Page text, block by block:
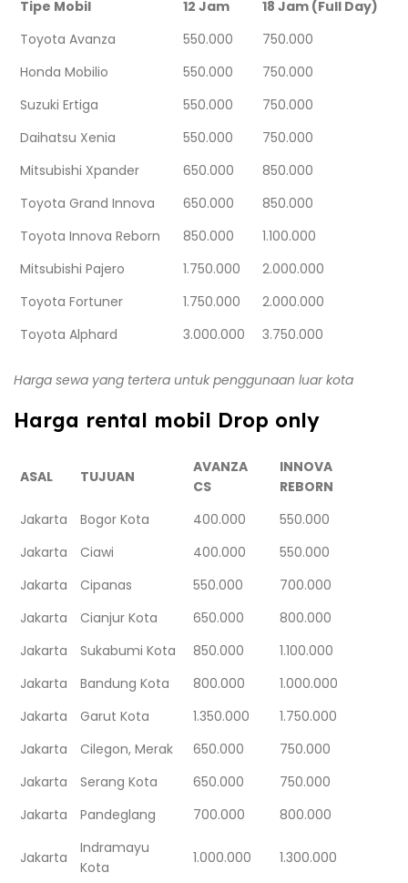
Tipe Mobil 12 Jam
18 Jam (Full Day)
Toyota Avanza
550.000
750.000
Honda Mobilio
550.000
750.000
Suzuki Ertiga
550.000
750.000
Daihatsu Xenia
550.000
750.000
Mitsubishi Xpander
650.000
850.000
Toyota Grand Innova
650.000
850.000
Toyota Innova Reborn
850.000
1.100.000
Mitsubishi Pajero
1.750.000
2.000.000
Toyota Fortuner
1.750.000
2.000.000
Toyota Alphard
3.000.000 3.750.000
Harga sewa yang tertera untuk penggunaan luar kota
Harga rental mobil Drop only
ASAL TUJUAN
AVANZA
CS
INNOVA
REBORN
Jakarta
Bogor Kota 400.000
550.000
Jakarta
Ciawi 400.000
550.000
Jakarta
Cipanas 550.000
700.000
Jakarta
Cianjur Kota 650.000
800.000
Jakarta
Sukabumi Kota 850.000
1.100.000
Jakarta
Bandung Kota 800.000
1.000.000
Jakarta
Garut Kota 1.350.000
1.750.000
Jakarta
Cilegon, Merak 650.000
750.000
Jakarta
Serang Kota 650.000
750.000
Jakarta
Pandeglang 700.000 800.000
Jakarta
Indramayu
Kota
1.000.000 1.300.000